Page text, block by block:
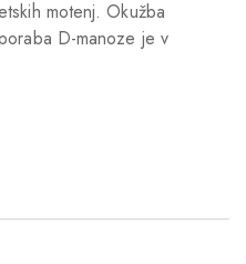
motenj. Okužba
D-manoze je v